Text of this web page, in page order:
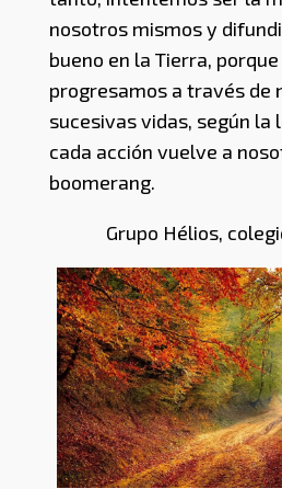
nosotros mismos y
bueno en la Tierra,
progresamos a través de
sucesivas vidas, según la
cada acción vuelve a
boomerang.
Grupo Hélios,